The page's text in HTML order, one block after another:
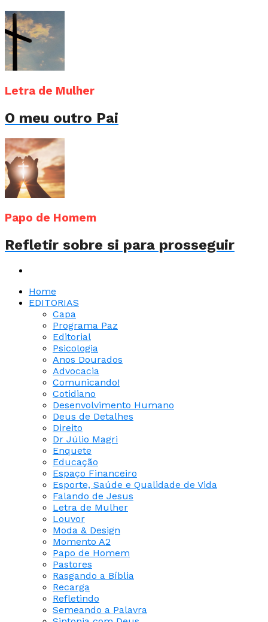
Letra de Mulher
O meu outro Pai
Papo de Homem
Refletir sobre si para prosseguir
Home
EDITORIAS
Capa
Programa Paz
Editorial
Psicologia
Anos Dourados
Advocacia
Comunicando!
Cotidiano
Desenvolvimento Humano
Deus de Detalhes
Direito
Dr Júlio Magri
Enquete
Educação
Espaço Financeiro
Esporte, Saúde e Qualidade de Vida
Falando de Jesus
Letra de Mulher
Louvor
Moda & Design
Momento A2
Papo de Homem
Pastores
Rasgando a Bíblia
Recarga
Refletindo
Semeando a Palavra